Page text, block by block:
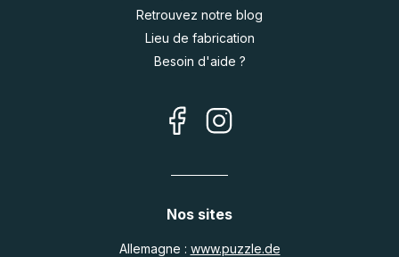
Retrouvez notre blog
Lieu de fabrication
Besoin d'aide ?
Nos sites
Allemagne : www.puzzle.de